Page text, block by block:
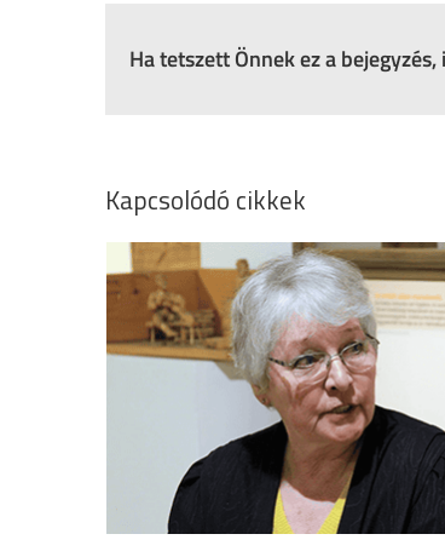
Ha tetszett Önnek ez a
Kapcsolódó cikkek